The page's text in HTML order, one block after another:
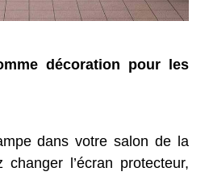
décoration pour les
dans votre salon de la
l’écran protecteur,